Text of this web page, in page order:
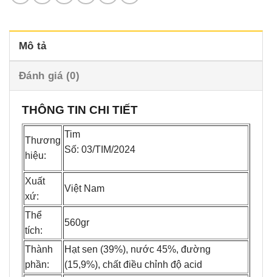
Mô tả
Đánh giá (0)
THÔNG TIN CHI TIẾT
Thương
hiệu:
Tim
Số: 03/TIM/2024
Xuất
xứ:
Việt Nam
Thể
tích:
560gr
Thành
phần:
Hạt sen (39%), nước 45%, đường
(15,9%), chất điều chỉnh độ acid